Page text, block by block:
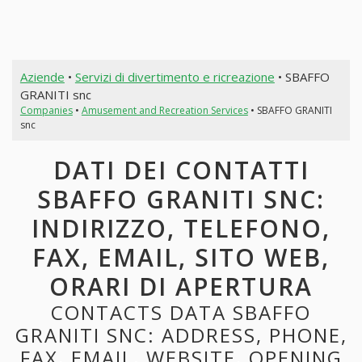
Aziende • Servizi di divertimento e ricreazione • SBAFFO
GRANITI snc
Companies• Amusement and Recreation Services• SBAFFO GRANITI
snc
DATI DEI CONTATTI
SBAFFO GRANITI SNC:
INDIRIZZO, TELEFONO,
FAX, EMAIL, SITO WEB,
ORARI DI APERTURA
CONTACTS DATA SBAFFO
GRANITI SNC: ADDRESS, PHONE,